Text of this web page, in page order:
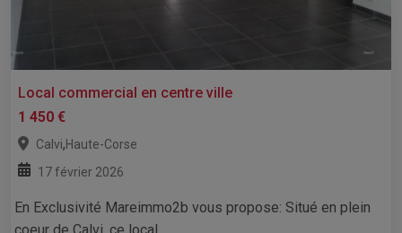
Local commercial en centre ville
1 450 €
Calvi,Haute-Corse
17 février 2026
En Exclusivité Mareimmo2b vous propose: Situé en plein